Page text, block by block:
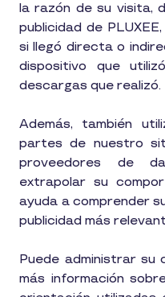
la razón de su visita,
publicidad de
si llegó directa o
dispositivo que
descargas que realizó.
Además, también
partes de nuestro
proveedores de
extrapolar su
ayuda a comprender
publicidad más
Puede administrar su
más información